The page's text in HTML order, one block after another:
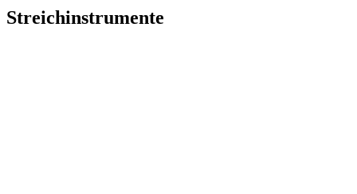
Streichinstrumente